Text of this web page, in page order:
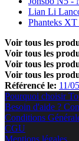
Lian Li
Phanteks
Voir tous les
Voir tous les
Voir tous les
Voir tous les
Référencé le: 11/
Pourquoi choisir
Besoin d'aide ?
Conditions
CGU